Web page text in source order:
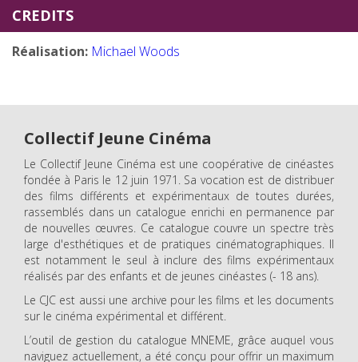
CREDITS
Réalisation: Michael Woods
Collectif Jeune Cinéma
Le Collectif Jeune Cinéma est une coopérative de cinéastes
fondée à Paris le 12 juin 1971. Sa vocation est de distribuer
des films différents et expérimentaux de toutes durées,
rassemblés dans un catalogue enrichi en permanence par
de nouvelles œuvres. Ce catalogue couvre un spectre très
large d'esthétiques et de pratiques cinématographiques. Il
est notamment le seul à inclure des films expérimentaux
réalisés par des enfants et de jeunes cinéastes (- 18 ans).
Le CJC est aussi une archive pour les films et les documents
sur le cinéma expérimental et différent.
L’outil de gestion du catalogue MNEME, grâce auquel vous
naviguez actuellement, a été conçu pour offrir un maximum